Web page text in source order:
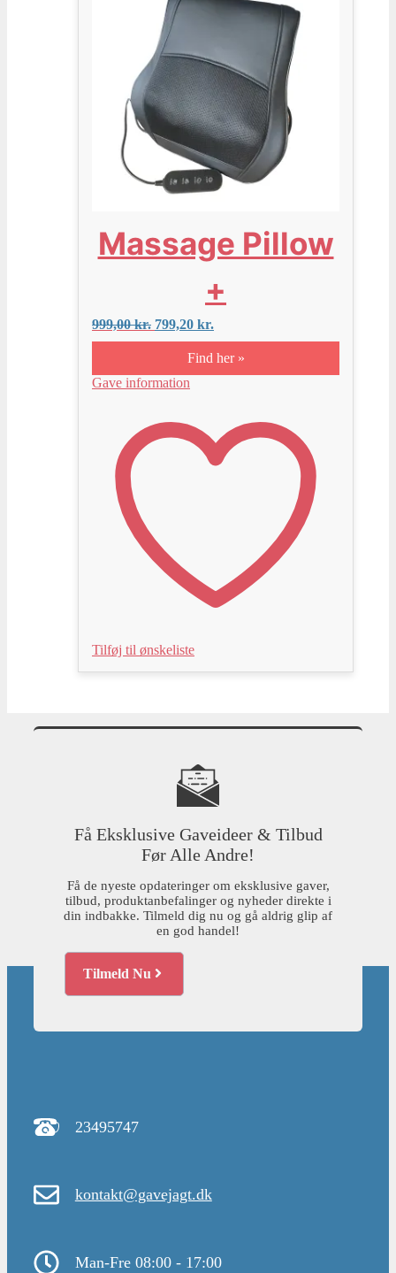
Massage Pillow
+
999,00kr. Den
oprindelige
999,00 kr..
799,20 kr.
aktuelle
pris
Find her »
Gave information
Tilføj til ønskeliste
Få Eksklusive Gaveideer & Tilbud
Før Alle Andre!
Få de nyeste opdateringer om eksklusive gaver,
tilbud, produktanbefalinger og nyheder direkte i
din indbakke. Tilmeld dig nu og gå aldrig glip af
en god handel!
Tilmeld Nu
23495747
kontakt@gavejagt.dk
Man-Fre 08:00 - 17:00